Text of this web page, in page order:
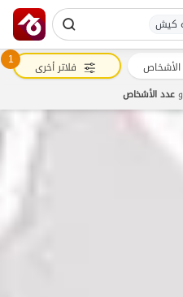
کیش
1 فلاتر أخرى
عدد الأشخاص